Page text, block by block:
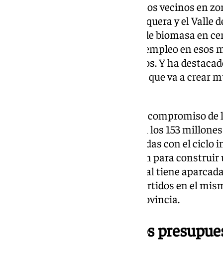
tiempos de desplazamiento de los vecinos en
la Axarquía, la comarca de Antequera y el Valle
desarrollando el plan para uso de biomasa en
ambulatorios, que a la vez crea empleo en
los bosques para evitar incendios. Y ha
iglesias, por valor de 8 millones, que va a crear
Al tiempo, ha concretado que el compromiso
de toda la provincia se refleja en los 153
actuaciones hídricas, relacionadas con el ciclo
“Estos 153 millones de euros dan para
Axarquía, que el Gobierno central tiene
también a los 107 millones invertidos en el
movilidad en el interior de la provincia.
Datos generales de los